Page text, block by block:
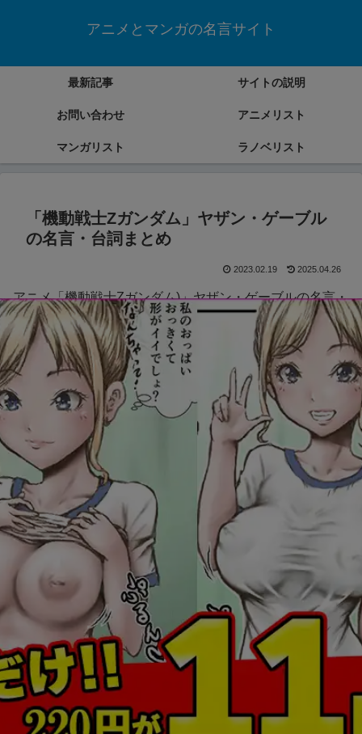
アニメとマンガの名言サイト
最新記事 サイトの説明
お問い合わせ アニメリスト
マンガリスト ラノベリスト
「機動戦士Zガンダム」ヤザン・ゲーブル
の名言・台詞まとめ
2023.02.19 2025.04.26
アニメ「機動戦士Zガンダム)」ヤザン・ゲーブルの名言・
台詞をまとめていきます。
機動戦士Zガンダム